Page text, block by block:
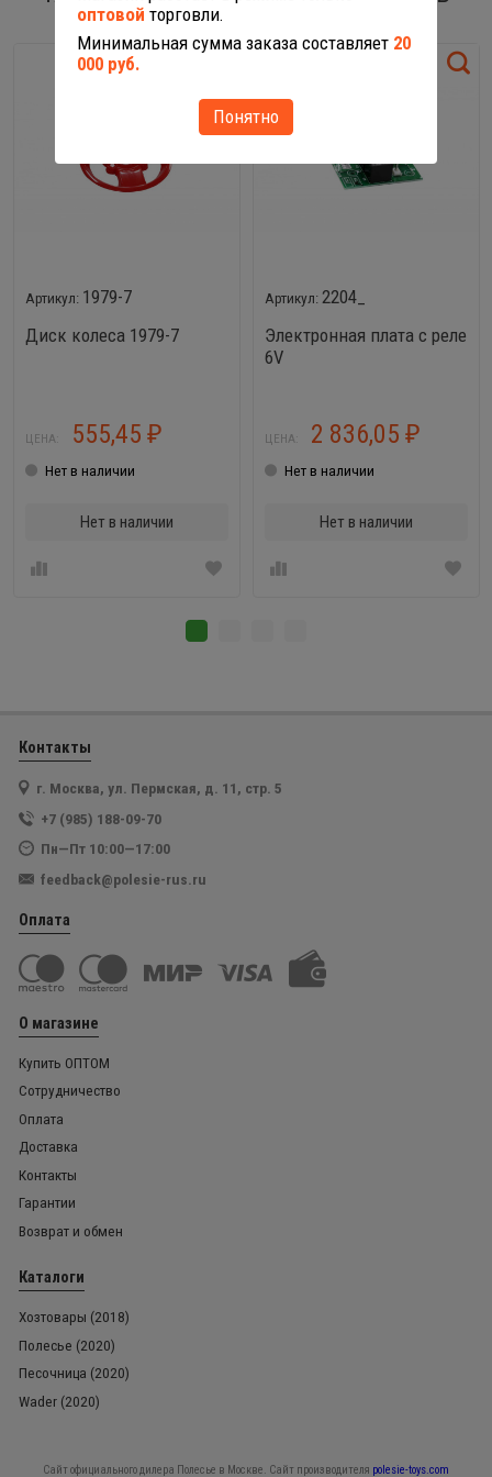
1979-7
Диск колеса 1979-7
ЦЕНА: 555,45 ₽
Нет в наличии
Нет в наличии
2204_
Электронная плата с реле
6V
ЦЕНА: 2 836,05 ₽
Нет в наличии
Нет в наличии
Контакты
г. Москва, ул. Пермская, д. 11, стр. 5
+7 (985) 188-09-70
Пн—Пт 10:00—17:00
feedback@polesie-rus.ru
Оплата
О магазине
Купить ОПТОМ
Сотрудничество
Оплата
Доставка
Контакты
Гарантии
Возврат и обмен
Каталоги
Хозтовары (2018)
Полесье (2020)
Песочница (2020)
Wader (2020)
Сайт официального дилера Полесье в Москве. Сайт производителя polesie-toys.com
оптовой торговли.
Минимальная сумма заказа составляет 20
000 руб.
Понятно